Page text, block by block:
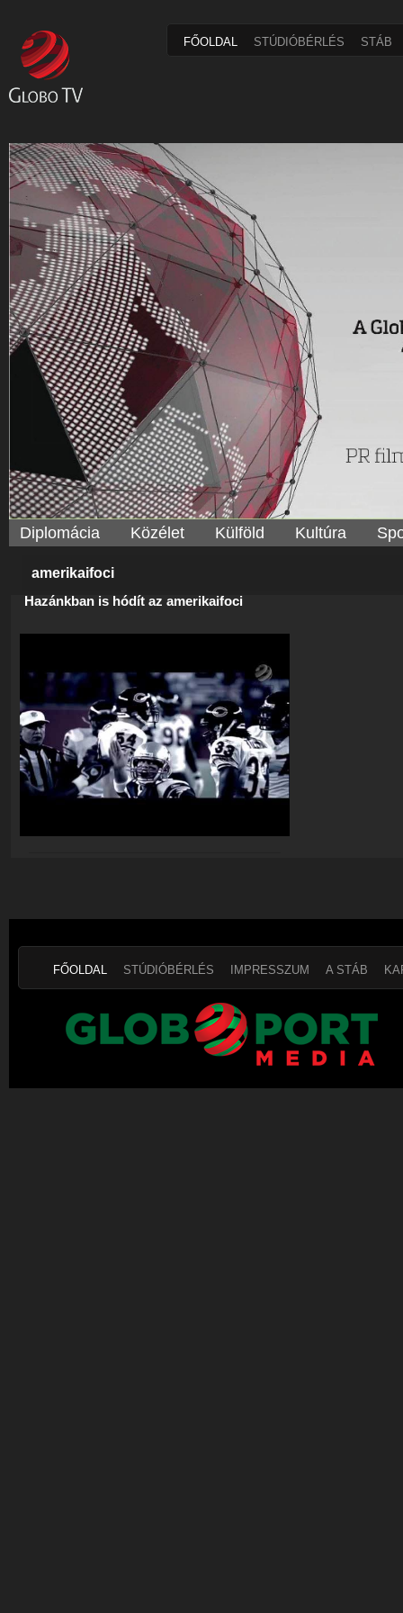
FŐOLDAL STÚDIÓBÉRLÉS STÁB
Diplomácia Közélet Külföld Kultúra
amerikaifoci
Hazánkban is hódít az amerikaifoci
FŐOLDAL STÚDIÓBÉRLÉS IMPRESSZUM A STÁB